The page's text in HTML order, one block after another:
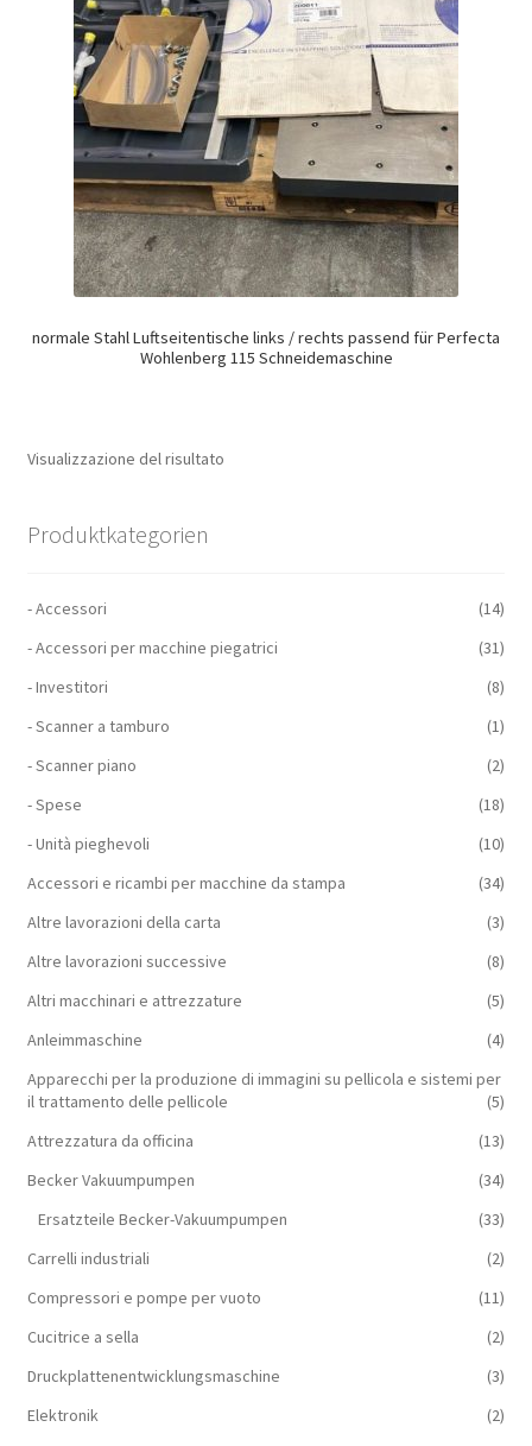
normale Stahl Luftseitentische links / rechts passend für Perfecta
Wohlenberg 115 Schneidemaschine
Visualizzazione del risultato
Produktkategorien
- Accessori
(14)
- Accessori per macchine piegatrici
(31)
- Investitori
(8)
- Scanner a tamburo
(1)
- Scanner piano
(2)
- Spese
(18)
- Unità pieghevoli
(10)
Accessori e ricambi per macchine da stampa
(34)
Altre lavorazioni della carta
(3)
Altre lavorazioni successive
(8)
Altri macchinari e attrezzature
(5)
Anleimmaschine
(4)
Apparecchi per la produzione di immagini su pellicola e sistemi per
il trattamento delle pellicole
(5)
Attrezzatura da officina
(13)
Becker Vakuumpumpen
(34)
Ersatzteile Becker-Vakuumpumpen
(33)
Carrelli industriali
(2)
Compressori e pompe per vuoto
(11)
Cucitrice a sella
(2)
Druckplattenentwicklungsmaschine
(3)
Elektronik
(2)